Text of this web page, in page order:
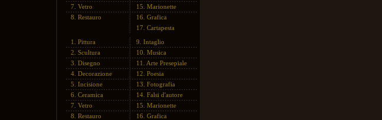
7. Vetro 15. Marionette
8. Restauro 16. Grafica
17. Cartapesta
1. Pittura 9. Intaglio
2. Scultura 10. Musica
3. Disegno 11. Arte Presepiale
4. Decorazione 12. Poesia
5. Incisione 13. Fotografia
6. Ceramica 14. Falsi d'autore
7. Vetro 15. Marionette
8. Restauro 16. Grafica